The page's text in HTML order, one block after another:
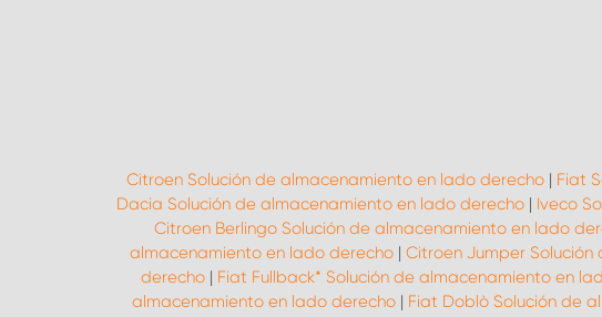
Citroen Solución de almacenamiento en lado derecho| Fiat
Dacia Solución de almacenamiento en lado derecho| Iveco
Citroen Berlingo Solución de almacenamiento en lado
almacenamiento en lado derecho| Citroen Jumper
derecho| Fiat Fullback* Solución de almacenamiento en
almacenamiento en lado derecho | Fiat Doblò Solución de